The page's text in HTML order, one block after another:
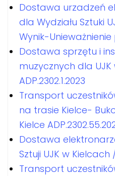
Dostawa urzadzeń
dla Wydziału Sztuki
Wynik-
Dostawa sprzętu i
muzycznych dla UJK
ADP.2302.1.2023
Transport
na trasie Kielce-
Kielce
Dostawa
Sztuji UJK w
Transport